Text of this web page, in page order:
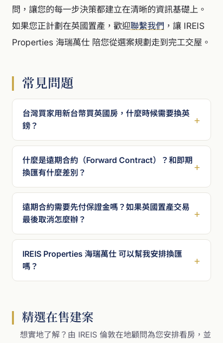
問，讓您的每一步決策都建立在清晰的資訊基礎上。
如果您正計劃在英國置產，歡迎聯繫我們 ，讓 IREIS
Properties 海瑞萬仕 陪您從選案規劃走到完工交屋。
常見問題
台灣買家用新台幣買英國房，什麼時候需要換英
鎊？
什麼是遠期合約（Forward Contract）？和即期
換匯有什麼差別？
遠期合約需要先付保證金嗎？如果英國置產交易
最後取消怎麼辦？
IREIS Properties 海瑞萬仕 可以幫我安排換匯
嗎？
精選在售建案
想實地了解？由 IREIS 倫敦在地顧問為您安排看房，並